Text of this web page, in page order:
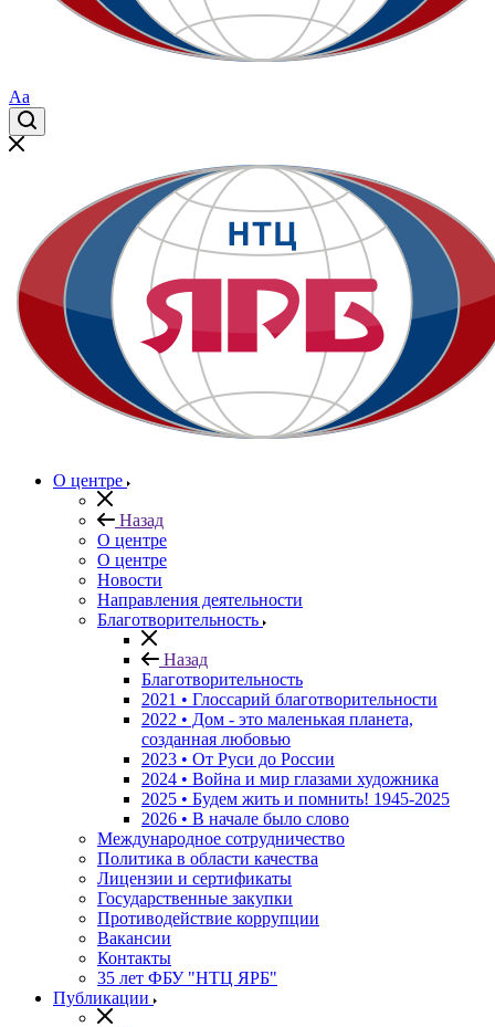
Aa
О центре
Назад
О центре
О центре
Новости
Направления деятельности
Благотворительность
Назад
Благотворительность
2021 • Глоссарий благотворительности
2022 • Дом - это маленькая планета,
созданная любовью
2023 • От Руси до России
2024 • Война и мир глазами художника
2025 • Будем жить и помнить! 1945-2025
2026 • В начале было слово
Международное сотрудничество
Политика в области качества
Лицензии и сертификаты
Государственные закупки
Противодействие коррупции
Вакансии
Контакты
35 лет ФБУ "НТЦ ЯРБ"
Публикации